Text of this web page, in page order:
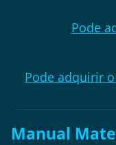
Pode
Pode adquirir
Manual